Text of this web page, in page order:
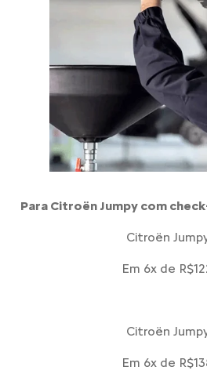
Para Citroën Jumpy com
Citroën
Em 6x de
Citroën
Em 6x de